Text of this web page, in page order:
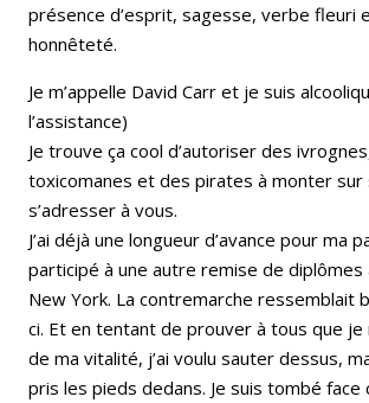
présence d’esprit, sagesse, verbe fleuri
honnêteté.
Je m’appelle David Carr et je suis
l’assistance)
Je trouve ça cool d’autoriser des
toxicomanes et des pirates à monter sur
s’adresser à vous.
J’ai déjà une longueur d’avance pour ma
participé à une autre remise de diplômes
New York. La contremarche ressemblait
ci. Et en tentant de prouver à tous que je
de ma vitalité, j’ai voulu sauter dessus,
pris les pieds dedans. Je suis tombé